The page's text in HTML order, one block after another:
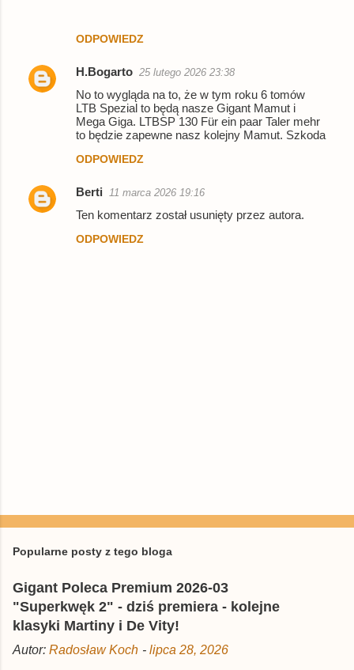
ODPOWIEDZ
H.Bogarto 25 lutego 2026 23:38
No to wygląda na to, że w tym roku 6 tomów
LTB Spezial to będą nasze Gigant Mamut i
Mega Giga. LTBSP 130 Für ein paar Taler mehr
to będzie zapewne nasz kolejny Mamut. Szkoda
ODPOWIEDZ
Berti 11 marca 2026 19:16
Ten komentarz został usunięty przez autora.
ODPOWIEDZ
e
i
j
o
m
e
Popularne posty z tego bloga
Gigant Poleca Premium 2026-03
"Superkwęk 2" - dziś premiera - kolejne
klasyki Martiny i De Vity!
Autor: Radosław Koch - lipca 28, 2026